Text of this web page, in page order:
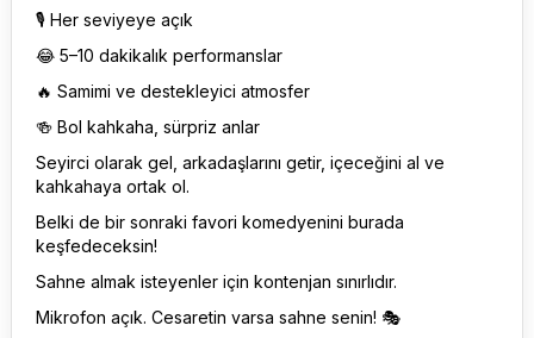
🎙 Her seviyeye açık
😂 5–10 dakikalık performanslar
🔥 Samimi ve destekleyici atmosfer
🍻 Bol kahkaha, sürpriz anlar
Seyirci olarak gel, arkadaşlarını getir, içeceğini al ve
kahkahaya ortak ol.
Belki de bir sonraki favori komedyenini burada
keşfedeceksin!
Sahne almak isteyenler için kontenjan sınırlıdır.
Mikrofon açık. Cesaretin varsa sahne senin! 🎭